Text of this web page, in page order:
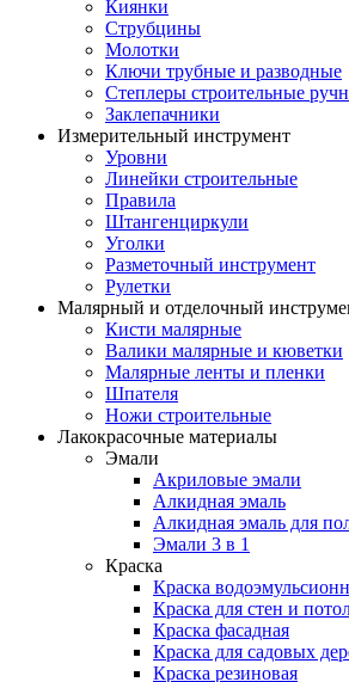
Киянки
Струбцины
Молотки
Ключи трубные и разводные
Степлеры строительные
Заклепачники
Измерительный инструмент
Уровни
Линейки строительные
Правила
Штангенциркули
Уголки
Разметочный инструмент
Рулетки
Малярный и отделочный
Кисти малярные
Валики малярные и кюветки
Малярные ленты и пленки
Шпателя
Ножи строительные
Лакокрасочные материалы
Эмали
Акриловые эмали
Алкидная эмаль
Алкидная эмаль для
Эмали 3 в 1
Краска
Краска
Краска для стен и
Краска фасадная
Краска для садовых
Краска резиновая